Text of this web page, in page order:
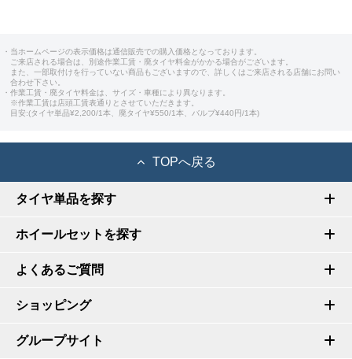
・当ホームページの表示価格は通信販売での購入価格となっております。
ご来店される場合は、別途作業工賃・廃タイヤ料金がかかる場合がございます。
また、一部取付けを行っていない商品もございますので、詳しくはご来店される店舗にお問い
合わせ下さい。
・作業工賃・廃タイヤ料金は、サイズ・車種により異なります。
※作業工賃は店頭工賃表通りとさせていただきます。
目安:(タイヤ単品¥2,200/1本、廃タイヤ¥550/1本、バルブ¥440円/1本)
TOPへ戻る
タイヤ単品を探す
ホイールセットを探す
よくあるご質問
ショッピング
グループサイト